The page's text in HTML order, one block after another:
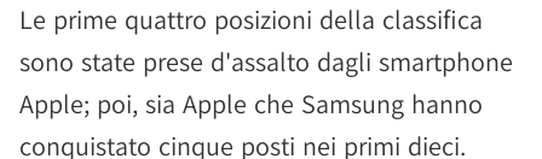
Le prime quattro posizioni della classifica
sono state prese d'assalto dagli smartphone
Apple; poi, sia Apple che Samsung hanno
conquistato cinque posti nei primi dieci.